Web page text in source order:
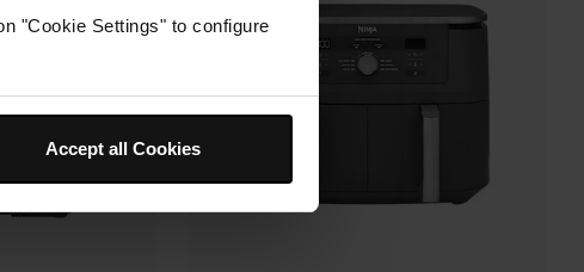
"Cookie Settings" to configure
Accept all Cookies